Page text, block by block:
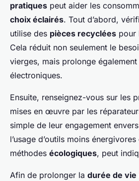
pratiques peut aider les
choix éclairés. Tout d’abord,
utilise des pièces recyclées pour
Cela réduit non seulement le
vierges, mais prolonge
électroniques.
Ensuite, renseignez-vous sur les
mises en œuvre par les
simple de leur engagement
l’usage d’outils moins
méthodes écologiques, peut
Afin de prolonger la durée de vie